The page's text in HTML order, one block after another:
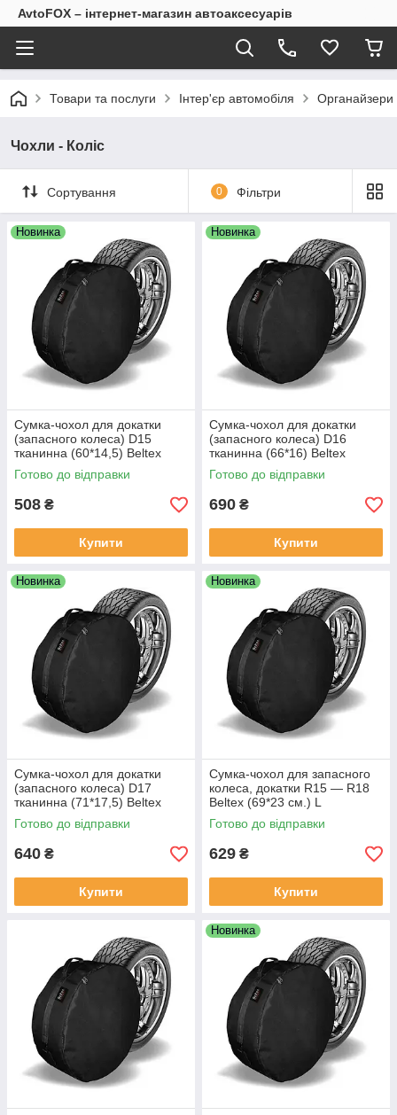
AvtoFOX – інтернет-магазин автоаксесуарів
Товари та послуги Інтер'єр автомобіля Органайзери
Чохли - Коліс
Сортування 0 Фільтри
Новинка
Сумка-чохол для докатки
(запасного колеса) D15
тканинна (60*14,5) Beltex
Готово до відправки
508 ₴
Купити
Новинка
Сумка-чохол для докатки
(запасного колеса) D16
тканинна (66*16) Beltex
Готово до відправки
690 ₴
Купити
Новинка
Сумка-чохол для докатки
(запасного колеса) D17
тканинна (71*17,5) Beltex
Готово до відправки
640 ₴
Купити
Новинка
Сумка-чохол для запасного
колеса, докатки R15 — R18
Beltex (69*23 см.) L
Готово до відправки
629 ₴
Купити
Новинка